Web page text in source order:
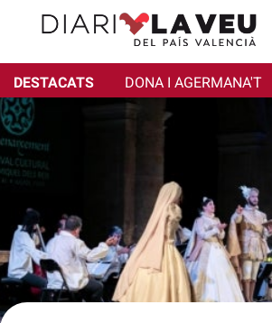
DESTACATS DONA I AGERMANA'T